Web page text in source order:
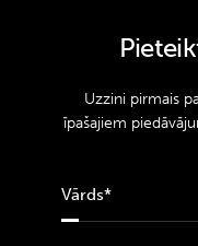
Uzzini pirmais
īpašajiem